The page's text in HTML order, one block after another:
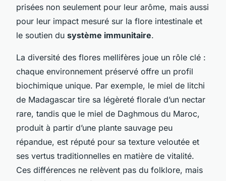
prisées non seulement pour leur arôme, mais aussi
pour leur impact mesuré sur la flore intestinale et
le soutien du système immunitaire.
La diversité des flores mellifères joue un rôle clé :
chaque environnement préservé offre un profil
biochimique unique. Par exemple, le miel de litchi
de Madagascar tire sa légèreté florale d’un nectar
rare, tandis que le miel de Daghmous du Maroc,
produit à partir d’une plante sauvage peu
répandue, est réputé pour sa texture veloutée et
ses vertus traditionnelles en matière de vitalité.
Ces différences ne relèvent pas du folklore, mais